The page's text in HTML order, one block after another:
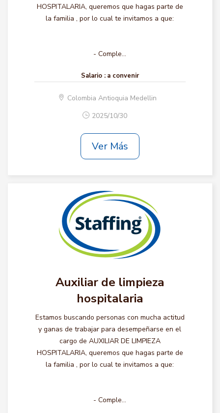
HOSPITALARIA, queremos que hagas parte de
la familia , por lo cual te invitamos a que:
- Comple...
Salario : a convenir
Colombia Antioquia Medellin
2025/10/30
Ver Más
Auxiliar de limpieza
hospitalaria
Estamos buscando personas con mucha actitud
y ganas de trabajar para desempeñarse en el
cargo de AUXILIAR DE LIMPIEZA
HOSPITALARIA, queremos que hagas parte de
la familia , por lo cual te invitamos a que:
- Comple...